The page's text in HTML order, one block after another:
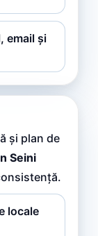
email și
și plan de
Seini
locale